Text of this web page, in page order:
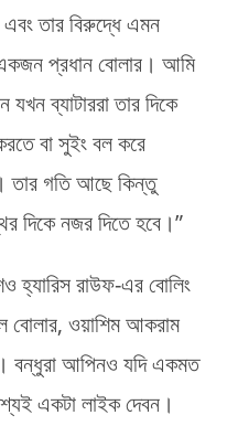
এবং তার বিরুদ্ধে এমন
একজন প্রধান বোলার। আমি
ব্যাটাররা তার দিকে
বা সুইং বল করে
তার গতি আছে কিন্তু
দিকে নজর দিতে হবে।”
হ্যারিস রাউফ-এর বোলিং
বোলার, ওয়াশিম আকরাম
বন্ধুরা আপিনও যদি একমত
একটা লাইক দেবন।